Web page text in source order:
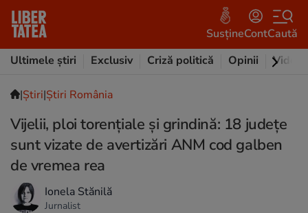
SusțineContCaută
Ultimele știri
Exclusiv Criză politică Opinii Video
|Ştiri|Știri România
Vijelii, ploi torențiale și grindină: 18 județe
sunt vizate de avertizări ANM cod galben
de vremea rea
Ionela Stănilă
Jurnalist